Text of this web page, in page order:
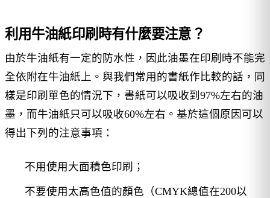
利用牛油紙印刷時有什麼要注意？
由於牛油紙有一定的防水性，因此油墨在印刷時不能完
全依附在牛油紙上。與我們常用的書紙作比較的話，同
樣是印刷單色的情況下，書紙可以吸收到97%左右的油
墨，而牛油紙只可以吸收60%左右。基於這個原因可以
得出下列的注意事項：
不用使用大面積色印刷；
不要使用太高色值的顏色（CMYK總值在200以